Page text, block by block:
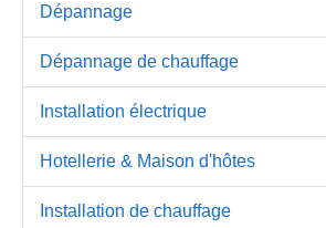
Dépannage
Dépannage de chauffage
Installation électrique
Hotellerie & Maison d'hôtes
Installation de chauffage